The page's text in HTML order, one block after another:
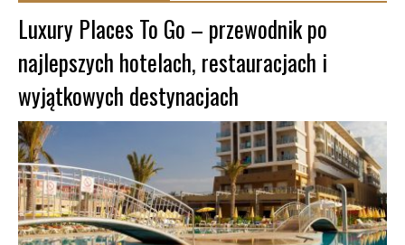
Luxury Places To Go – przewodnik po
najlepszych hotelach, restauracjach i
wyjątkowych destynacjach